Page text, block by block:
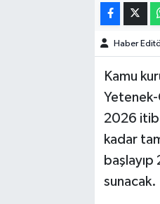
Haber
Kamu
Yetenek-
2026
kadar
sunacak.
OTOMOTİV
KÜLTÜR SANAT